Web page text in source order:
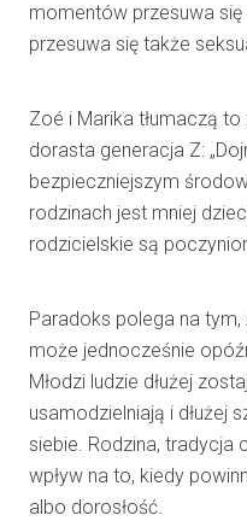
momentów przesuwa
przesuwa się także
Zoé i Marika tłumaczą
dorasta generacja Z:
bezpieczniejszym
rodzinach jest mniej
rodzicielskie są
Paradoks polega na
może jednocześnie
Młodzi ludzie dłużej
usamodzielniają i dłużej
siebie. Rodzina, tradycja
wpływ na to, kiedy
albo dorosłość.